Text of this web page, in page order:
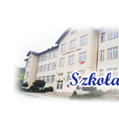
content